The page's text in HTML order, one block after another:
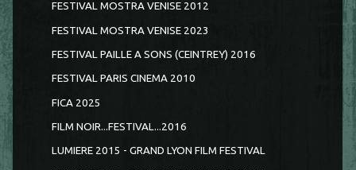
FESTIVAL MOSTRA VENISE 2012
FESTIVAL MOSTRA VENISE 2023
FESTIVAL PAILLE A SONS (CEINTREY) 2016
FESTIVAL PARIS CINEMA 2010
FICA 2025
FILM NOIR...FESTIVAL...2016
LUMIERE 2015 - GRAND LYON FILM FESTIVAL